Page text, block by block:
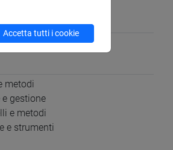
metodi
gestione
e metodi
e strumenti
Accetta tutti i cookie